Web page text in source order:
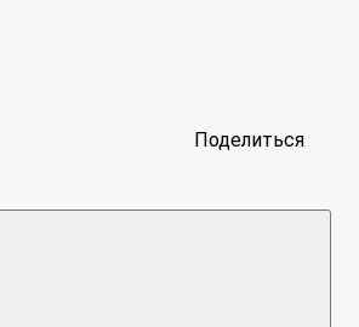
Поделиться